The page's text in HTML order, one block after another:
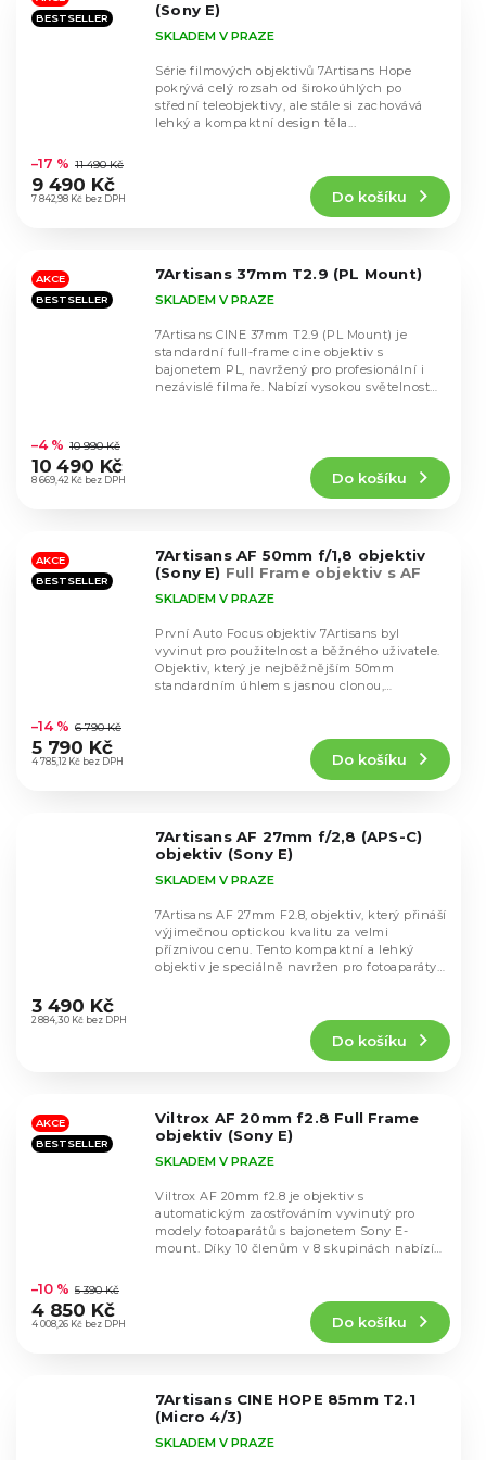
BESTSELLER
(Sony E)
hodnocení
produktu
je
hvězdiček.
SKLADEM V PRAZE
7 842,98 Kč bez DPH
–17 % 11 490 Kč
9 490 Kč
Do košíku
Série filmových objektivů 7Artisans Hope
pokrývá celý rozsah od širokoúhlých po
střední teleobjektivy, ale stále si zachovává
lehký a kompaktní design těla...
AKCE
BESTSELLER
7Artisans 37mm T2.9 (PL Mount)
hodnocení
produktu
je
hvězdiček.
SKLADEM V PRAZE
8 669,42 Kč bez DPH
–4 % 10 990 Kč
10 490 Kč
Do košíku
7Artisans CINE 37mm T2.9 (PL Mount) je
standardní full-frame cine objektiv s
bajonetem PL, navržený pro profesionální i
nezávislé filmaře. Nabízí vysokou světelnost
AKCE
BESTSELLER
7Artisans AF 50mm f/1,8 objektiv
(Sony E) Full Frame objektiv s AF
hodnocení
produktu
je
SKLADEM V PRAZE
4 785,12 Kč bez DPH
–14 % 6 790 Kč
5 790 Kč
Do košíku
První Auto Focus objektiv 7Artisans byl
vyvinut pro použitelnost a běžného uživatele.
Objektiv, který je nejběžnějším 50mm
standardním úhlem s jasnou clonou,
7Artisans AF 27mm f/2,8 (APS-C)
objektiv (Sony E)
hodnocení
produktu
hvězdiček.
SKLADEM V PRAZE
2 884,30 Kč bez DPH
3 490 Kč
Do košíku
7Artisans AF 27mm F2.8, objektiv, který přináší
výjimečnou optickou kvalitu za velmi
příznivou cenu. Tento kompaktní a lehký
objektiv je speciálně navržen pro fotoaparáty
AKCE
BESTSELLER
Viltrox AF 20mm f2.8 Full Frame
objektiv (Sony E)
hodnocení
produktu
je
SKLADEM V PRAZE
4 008,26 Kč bez DPH
–10 % 5 390 Kč
4 850 Kč
Do košíku
Viltrox AF 20mm f2.8 je objektiv s
automatickým zaostřováním vyvinutý pro
modely fotoaparátů s bajonetem Sony E-
mount. Díky 10 členům v 8 skupinách nabízí
7Artisans CINE HOPE 85mm T2.1
(Micro 4/3)
SKLADEM V PRAZE